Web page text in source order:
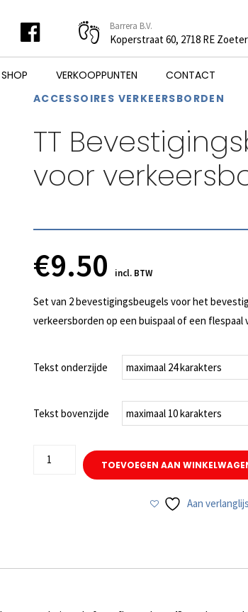
Barrera B.V.
Koperstraat 60, 2718 RE
SHOP VERKOOPPUNTEN
CONTACT
ACCESSOIRES VERKEERSBORDEN
TT
voor
€9.50 incl. BTW
Set van 2 bevestigingsbeugels voor het
verkeersborden op een buispaal of een flespaal
Tekst onderzijde
Tekst bovenzijde
Bevestigingsbeugels
TOEVOEGEN AAN
Aan